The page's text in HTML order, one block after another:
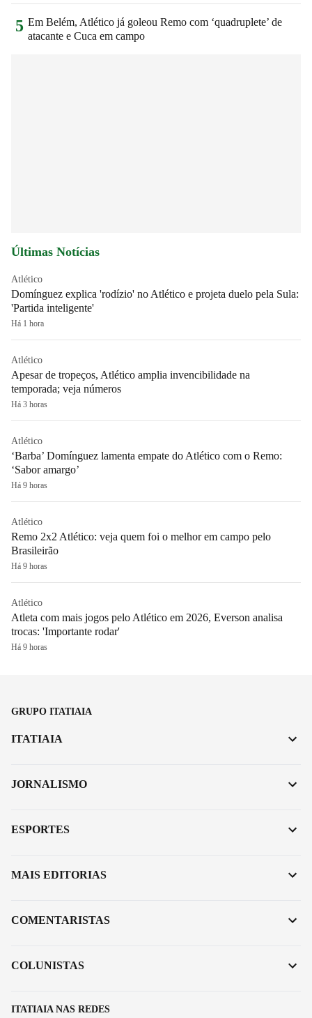
5 Em Belém, Atlético já goleou Remo com ‘quadruplete’ de
atacante e Cuca em campo
Últimas Notícias
Atlético
Domínguez explica 'rodízio' no Atlético e projeta duelo pela Sula:
'Partida inteligente'
Há 1 hora
Atlético
Apesar de tropeços, Atlético amplia invencibilidade na
temporada; veja números
Há 3 horas
Atlético
‘Barba’ Domínguez lamenta empate do Atlético com o Remo:
‘Sabor amargo’
Há 9 horas
Atlético
Remo 2x2 Atlético: veja quem foi o melhor em campo pelo
Brasileirão
Há 9 horas
Atlético
Atleta com mais jogos pelo Atlético em 2026, Everson analisa
trocas: 'Importante rodar'
Há 9 horas
GRUPO ITATIAIA
ITATIAIA NAS REDES
ITATIAIA
JORNALISMO
ESPORTES
MAIS EDITORIAS
COMENTARISTAS
COLUNISTAS